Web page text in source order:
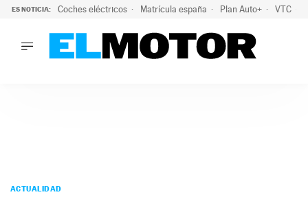
ES NOTICIA: Coches eléctricos Matrícula españa Plan Auto+ VTC
PODCAST
ACTUALIDAD